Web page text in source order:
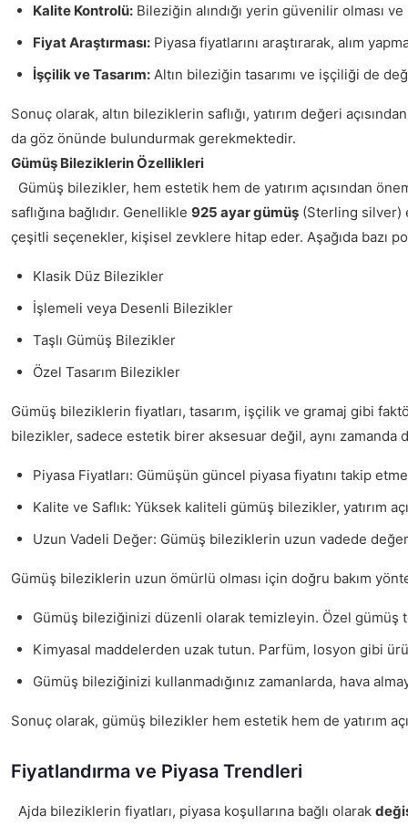
Kalite Kontrolü: Bileziğin alındığı yerin güvenilir olması
Fiyat Araştırması: Piyasa fiyatlarını araştırarak, alım
İşçilik ve Tasarım: Altın bileziğin tasarımı ve işçiliği de
Sonuç olarak, altın bileziklerin saflığı, yatırım değeri
da göz önünde bulundurmak gerekmektedir.
Gümüş Bileziklerin Özellikleri
Gümüş bilezikler, hem estetik hem de yatırım açısından
saflığına bağlıdır. Genellikle 925 ayar gümüş (Sterling silver)
çeşitli seçenekler, kişisel zevklere hitap eder. Aşağıda bazı
Klasik Düz Bilezikler
İşlemeli veya Desenli Bilezikler
Taşlı Gümüş Bilezikler
Özel Tasarım Bilezikler
Gümüş bileziklerin fiyatları, tasarım, işçilik ve gramaj gibi
bilezikler, sadece estetik birer aksesuar değil, aynı zamanda
Piyasa Fiyatları: Gümüşün güncel piyasa fiyatını takip
Kalite ve Saflık: Yüksek kaliteli gümüş bilezikler, yatırım
Uzun Vadeli Değer: Gümüş bileziklerin uzun vadede
Gümüş bileziklerin uzun ömürlü olması için doğru bakım
Gümüş bileziğinizi düzenli olarak temizleyin. Özel
Kimyasal maddelerden uzak tutun. Parfüm, losyon gibi
Gümüş bileziğinizi kullanmadığınız zamanlarda, hava
Sonuç olarak, gümüş bilezikler hem estetik hem de yatırım
Fiyatlandırma ve Piyasa Trendleri
Ajda bileziklerin fiyatları, piyasa koşullarına bağlı olarak